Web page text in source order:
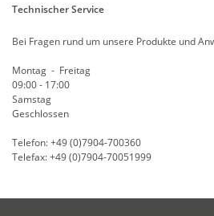
Technischer Service
Bei Fragen rund um unsere Produkte und
Montag - Freitag
09:00 - 17:00
Samstag
Geschlossen
Telefon: +49 (0)7904-700360
Telefax: +49 (0)7904-70051999